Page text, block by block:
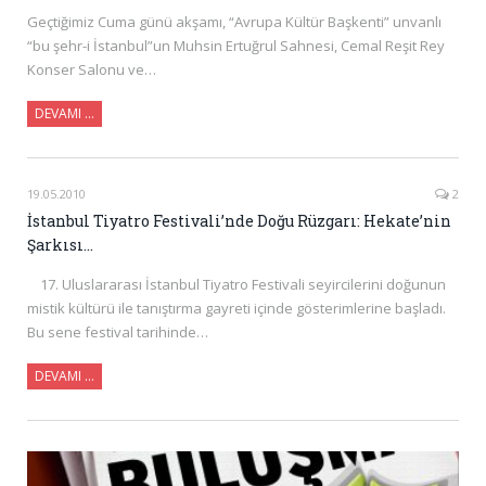
Geçtiğimiz Cuma günü akşamı, “Avrupa Kültür Başkenti” unvanlı
“bu şehr-i İstanbul”un Muhsin Ertuğrul Sahnesi, Cemal Reşit Rey
Konser Salonu ve…
DEVAMI …
19.05.2010 2
İstanbul Tiyatro Festivali’nde Doğu Rüzgarı: Hekate’nin
Şarkısı…
17. Uluslararası İstanbul Tiyatro Festivali seyircilerini doğunun
mistik kültürü ile tanıştırma gayreti içinde gösterimlerine başladı.
Bu sene festival tarihinde…
DEVAMI …